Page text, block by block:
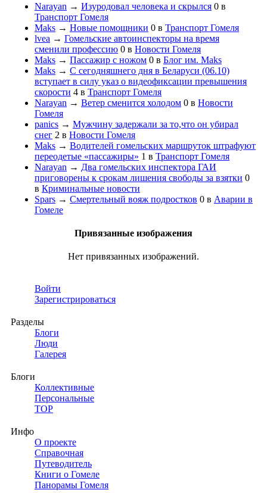
Narayan → Изуродовал человека и скрылся 0 в
Транспорт Гомеля
Maks → Новые помощники 0 в Транспорт Гомеля
lvea → Гомельские автоинспекторы на время
сменили профессию 0 в Новости Гомеля
Maks → Пассажир с ножом 0 в Блог им. Maks
Maks → С сегодняшнего дня в Беларуси (06.10)
вступает в силу указ о видеофиксации превышения
скорости 4 в Транспорт Гомеля
Narayan → Ветер сменится холодом 0 в Новости
Гомеля
panics → Мужчину задержали за то,что он убирал
снег 2 в Новости Гомеля
Maks → Водителей гомельских маршруток штрафуют
переодетые «пассажиры» 1 в Транспорт Гомеля
Narayan → Два гомельских инспектора ГАИ
приговорены к срокам лишения свободы за взятки 0
в Криминальные новости
Spars → Смертельный вояж подростков 0 в Аварии в
Гомеле
Привязанные изображения
Нет привязанных изображений.
Войти
Зарегистрироваться
Разделы
Блоги
Люди
Галерея
Блоги
Коллективные
Персональные
TOP
Инфо
О проекте
Справочная
Путеводитель
Книги о Гомеле
Панорамы Гомеля